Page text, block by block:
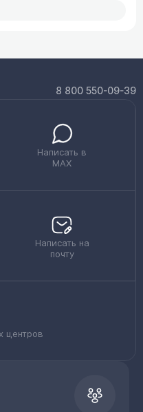
8 800 550-09-39
Написать в
MAX
Написать на
почту
центров